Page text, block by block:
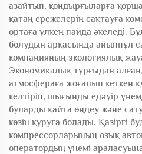
азайтып, қондырғыларға
қатаң ережелерін сақтауға
ортаға үлкен пайда әкеледі.
болудың арқасында айыппұл
компанияның экологиялық
Экономикалық тұрғыдан
атмосфераға жоғалып кеткен
келтіріп, шығынды едәуір
буларды қайта өңдеу және
көзін құруға болады. Қазіргі
компрессорларының озық
оператордың үнемі